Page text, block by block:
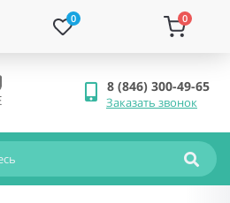
0 0
8 (846) 300-49-65
Заказать звонок